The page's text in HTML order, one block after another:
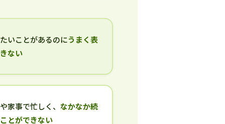
いことがあるのにうまく表
ない
家事で忙しく、なかなか続
とができない